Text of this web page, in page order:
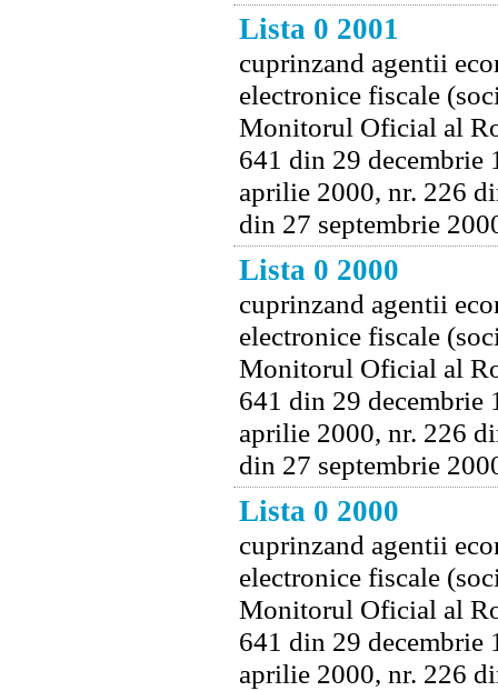
Lista 0 2001
cuprinzand agentii
electronice fiscale
Monitorul Oficial al
641 din 29 decembrie
aprilie 2000, nr. 226
din 27 septembrie
Lista 0 2000
cuprinzand agentii
electronice fiscale
Monitorul Oficial al
641 din 29 decembrie
aprilie 2000, nr. 226
din 27 septembrie
Lista 0 2000
cuprinzand agentii
electronice fiscale
Monitorul Oficial al
641 din 29 decembrie
aprilie 2000, nr. 226